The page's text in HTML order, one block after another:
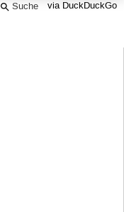
via DuckDuckGo